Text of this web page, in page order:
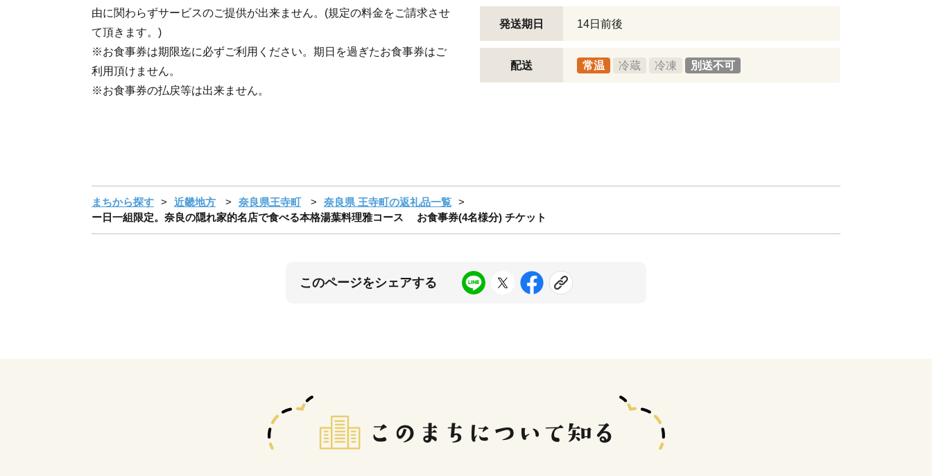
由に関わらずサービスのご提供が出来ません。(規定の料金をご請求させ
て頂きます。)
※お食事券は期限迄に必ずご利用ください。期日を過ぎたお食事券はご
利用頂けません。
※お食事券の払戻等は出来ません。
発送期日 14日前後
配送 常温 冷蔵 冷凍 別送不可
まちから探す 近畿地方 奈良県王寺町
奈良県 王寺町の返礼品一覧
ー日一組限定。奈良の隠れ家的名店で食べる本格湯葉料理雅コース お食事券(4名様分) チケット
このページをシェアする